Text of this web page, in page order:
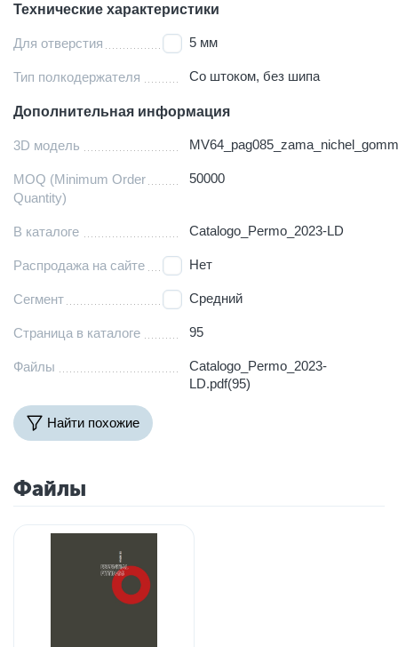
Технические характеристики
Для отверстия 5 мм
Тип полкодержателя Со штоком, без шипа
Дополнительная информация
3D модель
MOQ (Minimum Order
Quantity)
50000
В каталоге Catalogo_Permo_2023-LD
Распродажа на сайте Нет
Сегмент Средний
Страница в каталоге 95
Файлы
Catalogo_Permo_2023-
LD.pdf(95)
Найти похожие
Файлы